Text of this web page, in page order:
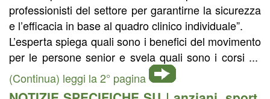
professionisti del settore per garantirne la sicurezza
e l’efficacia in base al quadro clinico individuale”.
L’esperta spiega quali sono i benefici del movimento
per le persone senior e svela quali sono i corsi ...
(Continua) leggi la 2° pagina